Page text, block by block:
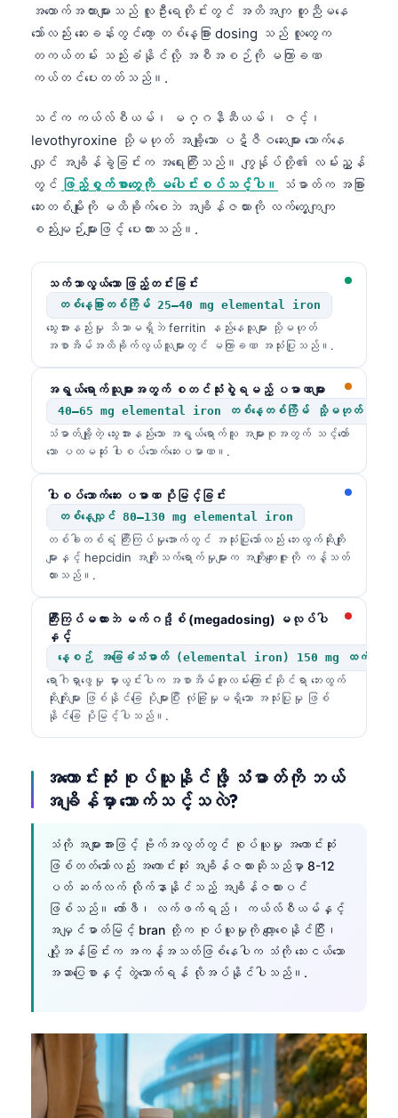
အထောက်အထားများသည် လူဦးရေတိုင်းတွင် အတိအကျ တူညီမနေ
သော်လည်း ဆေးခန်းတွင်တော့ တစ်နေ့ခြား dosing သည် လူတွေက
တကယ်တမ်း သည်းခံနိုင်လို့ အစီအစဉ်ကို မကြာခဏ
ကယ်တင်ပေးတတ်သည်။.
သင်က ကယ်လ်စီယမ်၊ မဂ္ဂနီဆီယမ်၊ ဇင့်၊
levothyroxine သို့မဟုတ် အချို့သော ပဋိဇီဝဆေးများ သောက်နေ
လျှင် အချိန်ခွဲခြင်းက အရေးကြီးသည်။ ကျွန်ုပ်တို့၏ လမ်းညွှန်
တွင် ဖြည့်စွက်စာတွေကို မပေါင်းစပ်သင့်ပါ။
သံဓာတ်က အခြား
ဆေးတစ်မျိုးကို မထိခိုက်စေဘဲ အချိန်ဇယားကို လက်တွေ့ကျကျ
စည်းမျဉ်းများဖြင့် ပေးထားသည်။.
သက်သာလွယ်သော ဖြည့်တင်းခြင်း
တစ်နေ့ခြားတစ်ကြိမ် 25–40 mg elemental iron
သွေးအားနည်းမှု သိသာမရှိဘဲ ferritin နည်းနေသူများ သို့မဟုတ်
အစာအိမ်အထိခိုက်လွယ်သူများတွင် မကြာခဏ အသုံးပြုသည်။.
အရွယ်ရောက်သူများအတွက် စတင်သုံးစွဲရမည့် ပမာဏများ
40–65 mg elemental iron တစ်နေ့တစ်ကြိမ် သို့မဟုတ် တစ်နေ့ခ
သံဓာတ်ချို့တဲ့ သွေးအားနည်းသော အရွယ်ရောက်သူ အများစုအတွက် သင့်တော်
သော ပထမဆုံး ပါးစပ်သောက်ဆေးပမာဏ။.
ပါးစပ်သောက်ဆေး ပမာဏ ပိုမြင့်ခြင်း
တစ်နေ့လျှင် 80–130 mg elemental iron
တစ်ခါတစ်ရံ ကြီးကြပ်မှုအောက်တွင် အသုံးပြုသော်လည်း ဘေးထွက်ဆိုးကျိုး
များနှင့် hepcidin အကျိုးသက်ရောက်မှုများက အကျိုးကျေးဇူးကို ကန့်သတ်
ထားသည်။.
ကြီးကြပ်မထားဘဲ မက်ဂဒို့စ် (megadosing) မလုပ်ပါ
နှင့်
နေ့စဉ် အခြေခံသံဓာတ် (elemental iron) 150 mg ထက်ပို
ရောဂါရှာဖွေမှု မှားယွင်းပါက အစာအိမ်အူလမ်းကြောင်းဆိုင်ရာ ဘေးထွက်
ဆိုးကျိုးများ ဖြစ်နိုင်ခြေ ပိုများပြီး လုံခြုံမှုမရှိသော အသုံးပြုမှု ဖြစ်
နိုင်ခြေ ပိုမြင့်ပါသည်။.
အကောင်းဆုံး စုပ်ယူနိုင်ဖို့ သံဓာတ်ကို ဘယ်
အချိန်မှာ သောက်သင့်သလဲ?
သံကို အများအားဖြင့် ဗိုက်အလွတ်တွင် စုပ်ယူမှု အကောင်းဆုံး
ဖြစ်တတ်သော်လည်း အကောင်းဆုံး အချိန်ဇယားဆိုသည်မှာ 8-12
ပတ် ဆက်လက် လိုက်နာနိုင်သည့် အချိန်ဇယားပင်
ဖြစ်သည်။ ကော်ဖီ၊ လက်ဖက်ရည်၊ ကယ်လ်စီယမ်နှင့်
အမျှင်ဓာတ်မြင့် bran တို့က စုပ်ယူမှုကို လျော့စေနိုင်ပြီး၊
ပျို့အန်ခြင်းက အကန့်အသတ်ဖြစ်နေပါက သံကို သေးငယ်သော
အဆာပြေစာနှင့် တွဲသောက်ရန် လိုအပ်နိုင်ပါသည်။.
اردو
मराठी
తెలుగు
ಕನ್ನಡ
മലയാളം
Bahasa Melayu
Tiếng Việt
Tagalog
ភាសាខ្មែរ
አማርኛ
Українська
O‘zbekcha
Suomi
Hrvatski
Slovenčina
كوردی‎
سنڌي
සිංහල
অসমীয়া
Galego
Latviešu valoda
Македонски јазик
Gàidhlig
Occitan
العربية المغربية
Afrikaans
Монгол
ພາສາລາວ
Basa Jawa
Cebuano